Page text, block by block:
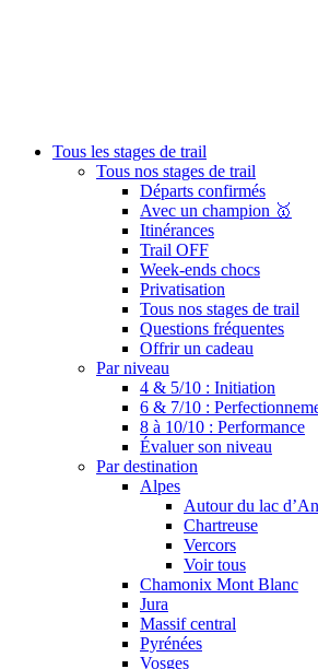
Tous les stages de trail
Tous nos stages de trail
Départs confirmés
Avec un champion 🥇
Itinérances
Trail OFF
Week-ends chocs
Privatisation
Tous nos stages de trail
Questions fréquentes
Offrir un cadeau
Par niveau
4 & 5/10 : Initiation
6 & 7/10 :
8 à 10/10 : Performance
Évaluer son niveau
Par destination
Alpes
Autour du lac
Chartreuse
Vercors
Voir tous
Chamonix Mont Blanc
Jura
Massif central
Pyrénées
Vosges